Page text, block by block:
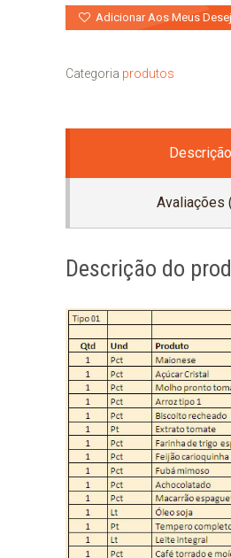
Adicionar Aos Meus
Categoria produtos
Descrição
Avaliações
Descrição do